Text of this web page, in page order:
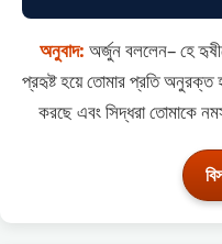
অনুবাদ: অর্জুন বললেন– হে
প্রহৃষ্ট হয়ে তোমার প্রতি অনুরক্ত
করছে এবং সিদ্ধরা তোমাকে